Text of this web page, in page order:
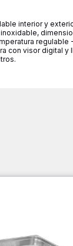
interior y
regulable -
con visor digital y